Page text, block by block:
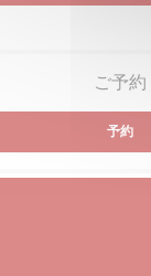
ご予約
予約